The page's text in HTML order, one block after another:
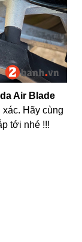
Air Blade
Hãy cùng
tới nhé !!!